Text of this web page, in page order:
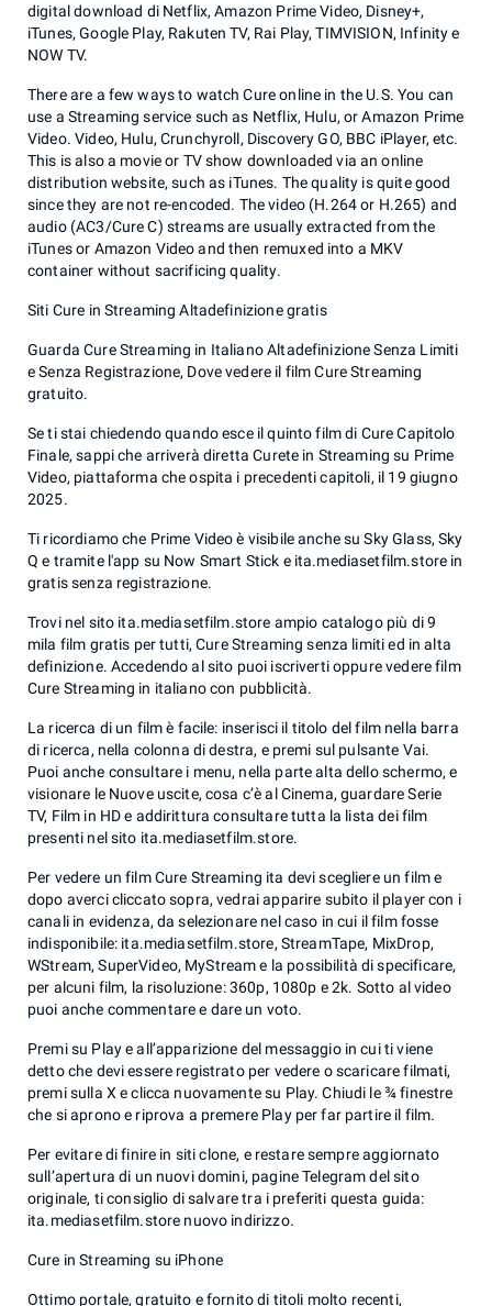
digital download di Netflix, Amazon Prime Video, Disney+,
iTunes, Google Play, Rakuten TV, Rai Play, TIMVISION, Infinity e
NOW TV.
There are a few ways to watch Cure online in the U.S. You can
use a Streaming service such as Netflix, Hulu, or Amazon Prime
Video. Video, Hulu, Crunchyroll, Discovery GO, BBC iPlayer, etc.
This is also a movie or TV show downloaded via an online
distribution website, such as iTunes. The quality is quite good
since they are not re-encoded. The video (H.264 or H.265) and
audio (AC3/Cure C) streams are usually extracted from the
iTunes or Amazon Video and then remuxed into a MKV
container without sacrificing quality.
Siti Cure in Streaming Altadefinizione gratis
Guarda Cure Streaming in Italiano Altadefinizione Senza Limiti
e Senza Registrazione, Dove vedere il film Cure Streaming
gratuito.
Se ti stai chiedendo quando esce il quinto film di Cure Capitolo
Finale, sappi che arriverà diretta Curete in Streaming su Prime
Video, piattaforma che ospita i precedenti capitoli, il 19 giugno
2025.
Ti ricordiamo che Prime Video è visibile anche su Sky Glass, Sky
Q e tramite l'app su Now Smart Stick e ita.mediasetfilm.store in
gratis senza registrazione.
Trovi nel sito ita.mediasetfilm.store ampio catalogo più di 9
mila film gratis per tutti, Cure Streaming senza limiti ed in alta
definizione. Accedendo al sito puoi iscriverti oppure vedere film
Cure Streaming in italiano con pubblicità.
La ricerca di un film è facile: inserisci il titolo del film nella barra
di ricerca, nella colonna di destra, e premi sul pulsante Vai.
Puoi anche consultare i menu, nella parte alta dello schermo, e
visionare le Nuove uscite, cosa c’è al Cinema, guardare Serie
TV, Film in HD e addirittura consultare tutta la lista dei film
presenti nel sito ita.mediasetfilm.store.
Per vedere un film Cure Streaming ita devi scegliere un film e
dopo averci cliccato sopra, vedrai apparire subito il player con i
canali in evidenza, da selezionare nel caso in cui il film fosse
indisponibile: ita.mediasetfilm.store, StreamTape, MixDrop,
WStream, SuperVideo, MyStream e la possibilità di specificare,
per alcuni film, la risoluzione: 360p, 1080p e 2k. Sotto al video
puoi anche commentare e dare un voto.
Premi su Play e all’apparizione del messaggio in cui ti viene
detto che devi essere registrato per vedere o scaricare filmati,
premi sulla X e clicca nuovamente su Play. Chiudi le ¾ finestre
che si aprono e riprova a premere Play per far partire il film.
Per evitare di finire in siti clone, e restare sempre aggiornato
sull’apertura di un nuovi domini, pagine Telegram del sito
originale, ti consiglio di salvare tra i preferiti questa guida:
ita.mediasetfilm.store nuovo indirizzo.
Cure in Streaming su iPhone
Ottimo portale, gratuito e fornito di titoli molto recenti,